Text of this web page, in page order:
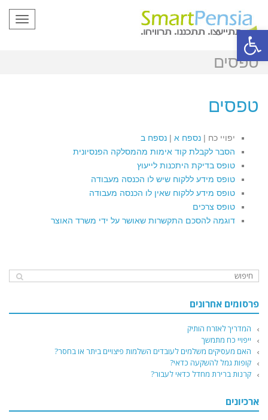
פתח סרגל נגישות
טפסים
טפסים
יפויי כח | נספח א | נספח ב
הסבר לקבלת קוד אימות מהמסלקה הפנסיונית
טופס בדיקת היתכנות לייעוץ
טופס מידע ללקוח שיש לו הכנסה מעבודה
טופס מידע ללקוח שאין לו הכנסה מעבודה
טופס צרכים
דוגמה להסכם התקשרות שאושר על ידי משרד האוצר
פרסומים אחרונים
המדריך לאזרח הותיק
ייפויי כח מתמשך
האם מעסיקים משלמים לעובדים השלמות פיצויים ביתר או בחסר?
קופות גמל להשקעה כדאי?
קרנות ברירת מחדל כדאי לעבור?
ארכיונים